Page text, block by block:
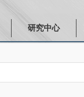
研究中心